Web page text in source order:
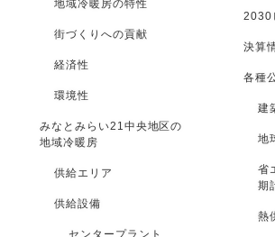
地域冷暖房の特性
街づくりへの貢献
経済性
環境性
みなとみらい21中央地区の
地域冷暖房
供給エリア
供給設備
センタープラント
2030
決算
各種
建
地
省
期
熱